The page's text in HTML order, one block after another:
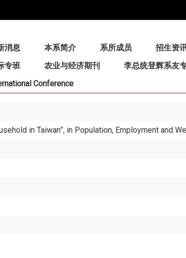
消息 本系简介 系所成员 招生资
专班
农业与经济期刊 李总统登辉系友
Conference
in Taiwan”, in Population, Employment and